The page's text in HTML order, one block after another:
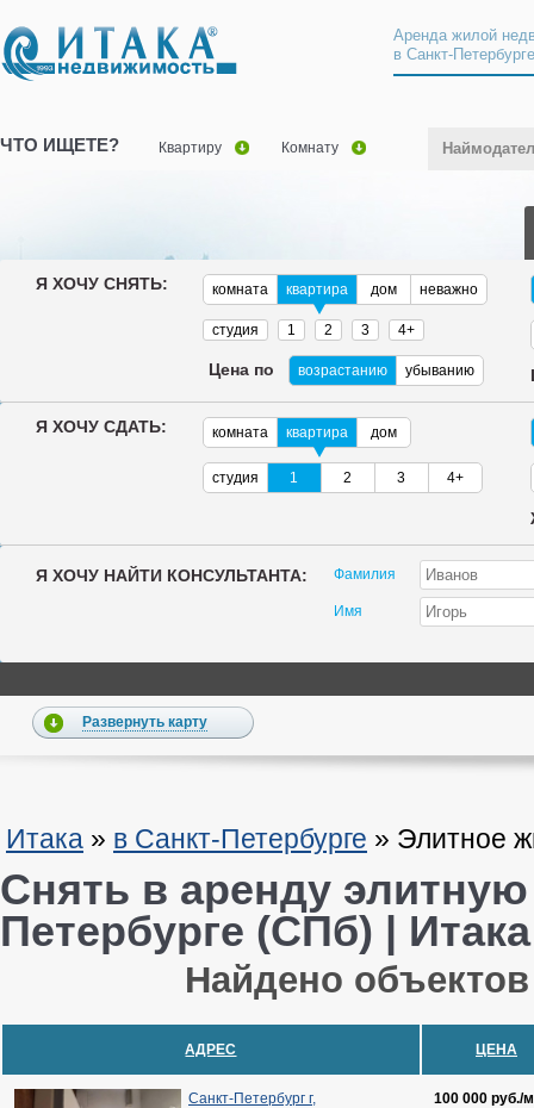
Аренда жилой
в Санкт-
ЧТО ИЩЕТЕ? Квартиру Комнату
Я ХОЧУ СНЯТЬ: комната квартира дом неважно
студия 1 2 3 4+
Цена по возрастанию убыванию
Я ХОЧУ СДАТЬ: комната квартира дом
студия 1 2 3 4+
Я ХОЧУ НАЙТИ КОНСУЛЬТАНТА: Фамилия
Имя
Развернуть карту
Итака » в Санкт-Петербурге » Элитное
Снять в аренду
Петербурге (СПб) | Итака
Найдено
АДРЕС ЦЕНА
Санкт-Петербург г,
100 000 руб./